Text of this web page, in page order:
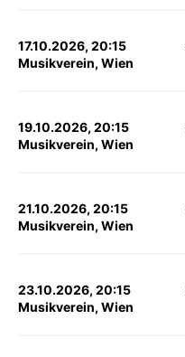
17.10.2026, 20:15
Musikverein, Wien
19.10.2026, 20:15
Musikverein, Wien
21.10.2026, 20:15
Musikverein, Wien
23.10.2026, 20:15
Musikverein, Wien